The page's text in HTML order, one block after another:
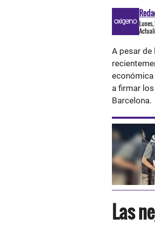
A pesar de
económica
a firmar
Barcelona.
Las